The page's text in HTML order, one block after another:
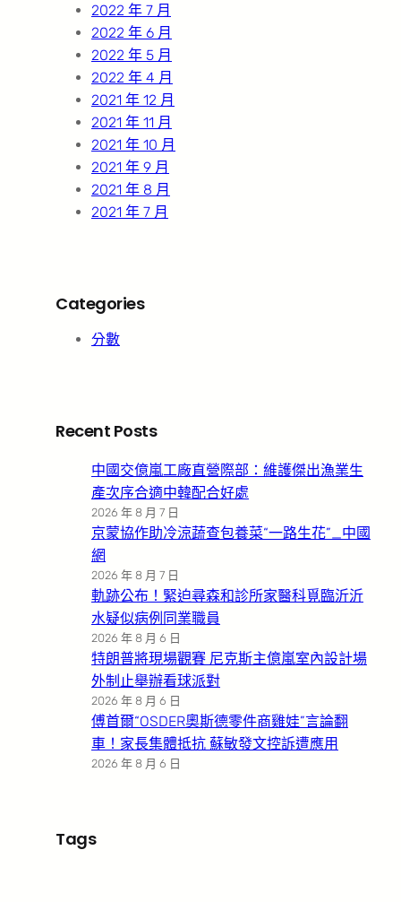
2022 年 7 月
2022 年 6 月
2022 年 5 月
2022 年 4 月
2021 年 12 月
2021 年 11 月
2021 年 10 月
2021 年 9 月
2021 年 8 月
2021 年 7 月
Categories
分數
Recent Posts
中國交億嵐工廠直營際部：維護傑出漁業生
產次序合適中韓配合好處
2026 年 8 月 7 日
京蒙協作助冷涼蔬查包養菜“一路生花”_中國
網
2026 年 8 月 7 日
軌跡公布！緊迫尋森和診所家醫科覓臨沂沂
水疑似病例同業職員
2026 年 8 月 6 日
特朗普將現場觀賽 尼克斯主億嵐室內設計場
外制止舉辦看球派對
2026 年 8 月 6 日
傅首爾“OSDER奧斯德零件商雞娃”言論翻
車！家長集體抵抗 蘇敏發文控訴遭應用
2026 年 8 月 6 日
Tags